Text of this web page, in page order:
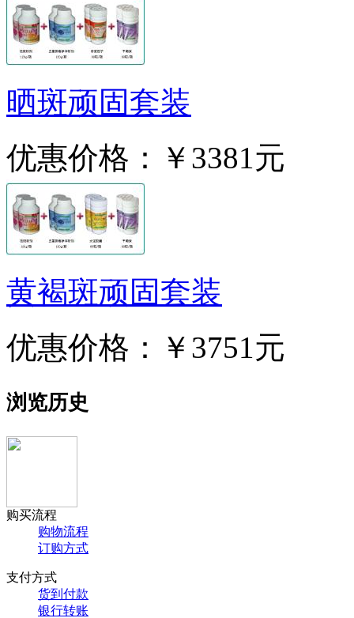
晒斑顽固套装
优惠价格：
￥3381元
黄褐斑顽固套装
优惠价格：
￥3751元
浏览历史
购买流程
购物流程
订购方式
支付方式
货到付款
银行转账